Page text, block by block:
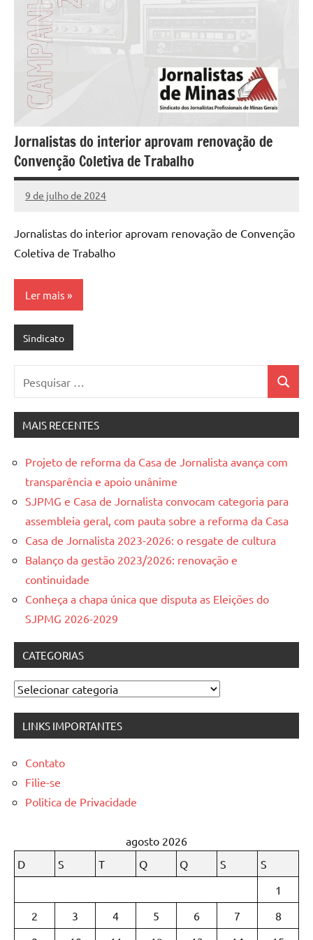
Jornalistas do interior aprovam renovação de
Convenção Coletiva de Trabalho
9 de julho de 2024
Assessoria
Nenhum
Jornalistas do interior aprovam renovação de Convenção
Coletiva de Trabalho
Ler mais
Sindicato
por:
MAIS RECENTES
Projeto de reforma da Casa de Jornalista avança com
transparência e apoio unânime
SJPMG e Casa de Jornalista convocam categoria para
assembleia geral, com pauta sobre a reforma da Casa
Casa de Jornalista 2023-2026: o resgate de cultura
Balanço da gestão 2023/2026: renovação e
continuidade
Conheça a chapa única que disputa as Eleições do
SJPMG 2026-2029
CATEGORIAS
Categorias
LINKS IMPORTANTES
Contato
Filie-se
Politica de Privacidade
agosto 2026
D
S T Q Q S
S
1
2
3 4 5 6 7
8